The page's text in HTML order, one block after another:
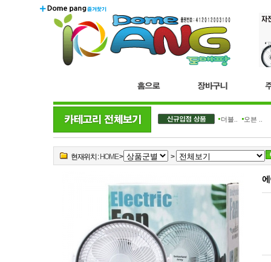
더블.. 오븐 ..
현재위치 : HOME> >